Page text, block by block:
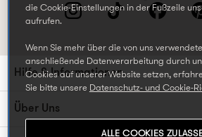
Hilfe & Informationen
Über Uns
die Cookie-Einstellungen in der Fußzeile
aufrufen.
Wenn Sie mehr über die von uns
anschließende Datenverarbeitung durch
Cookies auf unserer Website setzen,
Sie bitte unsere Datenschutz- und Cookie-
ALLE COOKIES